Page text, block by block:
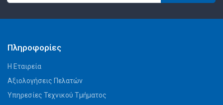
Πληροφορίες
Η Εταιρεία
Αξιολογήσεις Πελατών
Υπηρεσίες Τεχνικού Τμήματος